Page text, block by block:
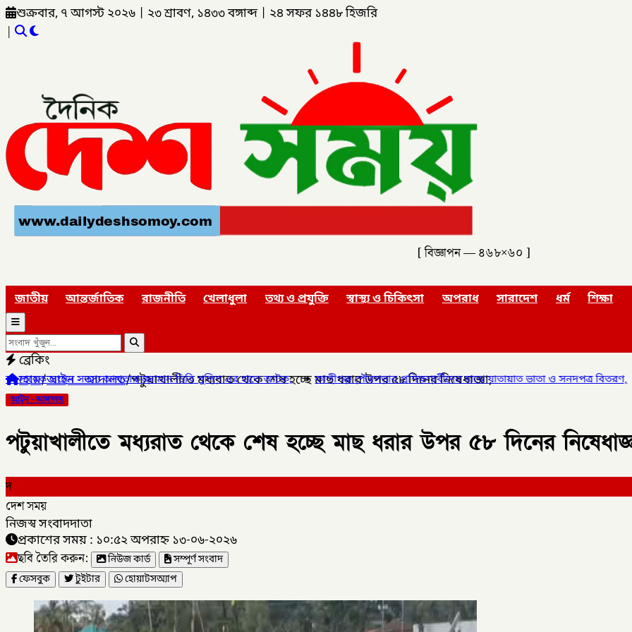
শুক্রবার, ৭ আগস্ট ২০২৬ ২৩ শ্রাবণ, ১৪৩৩ বঙ্গাব্দ ২৪ সফর ১৪৪৮ হিজরি
|
[ বিজ্ঞাপন — ৪৬৮×৬০ ]
জাতীয় আন্তর্জাতিক রাজনীতি খেলাধুলা তথ্য ও প্রযুক্তি স্বাস্থ্য ও চিকিৎসা অপরাধ সারাদেশ ধর্ম শিক্ষা
ব্রেকিং
আখতারুজ্জামান ডিবি পুলিশ এর হাতে আটক,✦কালীগঞ্জ পৌরসভার প্রশিক্ষণার্থীদের মাঝে যাতায়াত ভাতা ও সনদপত্র বিতরণ,✦লালমনিরহাটে
হোম/আইন - আদালত/পটুয়াখালীতে মধ্যরাত থেকে শেষ হচ্ছে মাছ ধরার উপর ৫৮ দিনের নিষেধাজ্ঞা,
আইন - আদালত
পটুয়াখালীতে মধ্যরাত থেকে শেষ হচ্ছে মাছ ধরার উপর ৫৮ দিনের
দ
দেশ সময়
নিজস্ব সংবাদদাতা
প্রকাশের সময় : ১০:৫২ অপরাহ্ন ১৩-০৬-২০২৬
ছবি তৈরি করুন: নিউজ কার্ড
সম্পূর্ণ সংবাদ
ফেসবুক
টুইটার হোয়াটসঅ্যাপ